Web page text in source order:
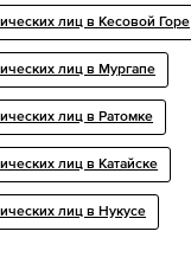
лиц в Кесовой Горе
лиц в Мургапе
лиц в Ратомке
лиц в Катайске
лиц в Нукусе